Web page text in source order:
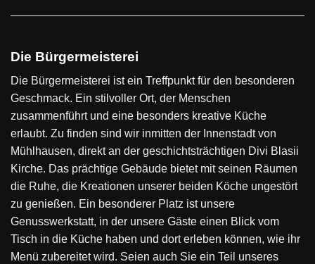
Die Bürgermeisterei
Die Bürgermeisterei ist ein Treffpunkt für den besonderen
Geschmack. Ein stilvoller Ort, der Menschen
zusammenführt und eine besonders kreative Küche
erlaubt. Zu finden sind wir inmitten der Innenstadt von
Mühlhausen, direkt an der geschichtsträchtigen Divi Blasii
Kirche. Das prächtige Gebäude bietet mit seinen Räumen
die Ruhe, die Kreationen unserer beiden Köche ungestört
zu genießen. Ein besonderer Platz ist unsere
Genusswerkstatt, in der unsere Gäste einen Blick vom
Tisch in die Küche haben und dort erleben können, wie ihr
Menü zubereitet wird. Seien auch Sie ein Teil unseres